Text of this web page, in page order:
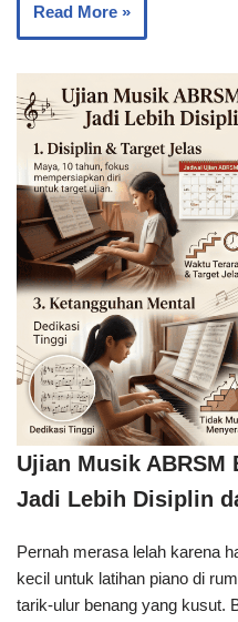
Read More »
Ujian Musik ABRSM
Jadi Lebih Disiplin
Pernah merasa lelah karena
kecil untuk latihan piano di
tarik-ulur benang yang kusut.